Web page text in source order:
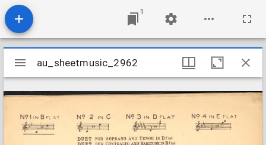
1
Mirador
viewer
au_sheetmusic_2962
au_sheetmusic_2962